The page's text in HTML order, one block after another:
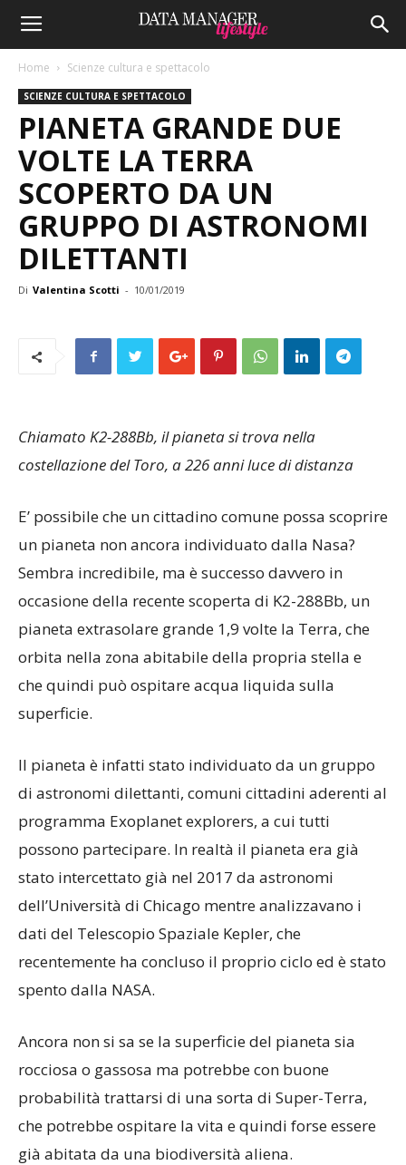
Home Scienze cultura e spettacolo
SCIENZE CULTURA E SPETTACOLO
PIANETA GRANDE DUE
VOLTE LA TERRA
SCOPERTO DA UN
GRUPPO DI ASTRONOMI
DILETTANTI
Di Valentina Scotti - 10/01/2019
Chiamato K2-288Bb, il pianeta si trova nella
costellazione del Toro, a 226 anni luce di distanza
E’ possibile che un cittadino comune possa scoprire
un pianeta non ancora individuato dalla Nasa?
Sembra incredibile, ma è successo davvero in
occasione della recente scoperta di K2-288Bb, un
pianeta extrasolare grande 1,9 volte la Terra, che
orbita nella zona abitabile della propria stella e
che quindi può ospitare acqua liquida sulla
superficie.
Il pianeta è infatti stato individuato da un gruppo
di astronomi dilettanti, comuni cittadini aderenti al
programma Exoplanet explorers, a cui tutti
possono partecipare. In realtà il pianeta era già
stato intercettato già nel 2017 da astronomi
dell’Università di Chicago mentre analizzavano i
dati del Telescopio Spaziale Kepler, che
recentemente ha concluso il proprio ciclo ed è stato
spento dalla NASA.
Ancora non si sa se la superficie del pianeta sia
rocciosa o gassosa ma potrebbe con buone
probabilità trattarsi di una sorta di Super-Terra,
che potrebbe ospitare la vita e quindi forse essere
già abitata da una biodiversità aliena.